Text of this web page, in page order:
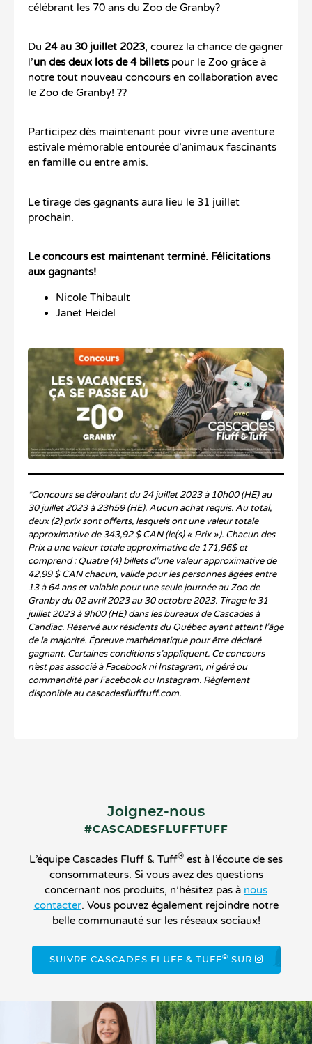
célébrant les 70 ans du Zoo de Granby?
Du 24 au 30 juillet 2023, courez la chance de gagner
l’un des deux lots de 4 billetspour le Zoo grâce à
notre tout nouveau concours en collaboration avec
le Zoo de Granby! ??
Participez dès maintenant pour vivre une aventure
estivale mémorable entourée d’animaux fascinants
en famille ou entre amis.
Le tirage des gagnants aura lieu le 31 juillet
prochain.
Le concours est maintenant terminé. Félicitations
aux gagnants!
Nicole Thibault
Janet Heidel
*Concours se déroulant du 24 juillet 2023 à 10h00 (HE) au
30 juillet 2023 à 23h59 (HE). Aucun achat requis. Au total,
deux (2) prix sont offerts, lesquels ont une valeur totale
approximative de 343,92 $ CAN (le(s) « Prix »). Chacun des
Prix a une valeur totale approximative de 171,96$ et
comprend : Quatre (4) billets d’une valeur approximative de
42,99 $ CAN chacun, valide pour les personnes âgées entre
13 à 64 ans et valable pour une seule journée au Zoo de
Granby du 02 avril 2023 au 30 octobre 2023. Tirage le 31
juillet 2023 à 9h00 (HE) dans les bureaux de Cascades à
Candiac. Réservé aux résidents du Québec ayant atteint l’âge
de la majorité. Épreuve mathématique pour être déclaré
gagnant. Certaines conditions s’appliquent. Ce concours
n’est pas associé à Facebook ni Instagram, ni géré ou
commandité par Facebook ou Instagram. Règlement
disponible au cascadesflufftuff.com.
Joignez-nous
#CASCADESFLUFFTUFF
L’équipe Cascades Fluff & Tuff® est à l’écoute de ses
consommateurs. Si vous avez des questions
concernant nos produits, n’hésitez pas à nous
contacter. Vous pouvez également rejoindre notre
belle communauté sur les réseaux sociaux!
SUIVRE CASCADES FLUFF & TUFF® SUR